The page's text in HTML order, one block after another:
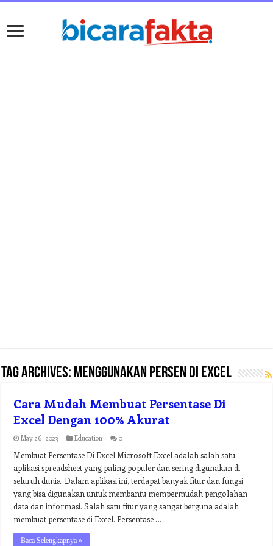
Tag Archives: menggunakan persen di excel
Cara Mudah Membuat Persentase Di
Excel Dengan 100% Akurat
May 26, 2023 Education 0
Membuat Persentase Di Excel Microsoft Excel adalah salah satu
aplikasi spreadsheet yang paling populer dan sering digunakan di
seluruh dunia. Dalam aplikasi ini, terdapat banyak fitur dan fungsi
yang bisa digunakan untuk membantu mempermudah pengolahan
data dan informasi. Salah satu fitur yang sangat berguna adalah
membuat persentase di Excel. Persentase …
Baca Selengkapnya »